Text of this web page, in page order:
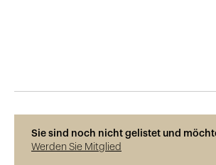
Sie sind noch nicht gelistet und
Werden Sie Mitglied